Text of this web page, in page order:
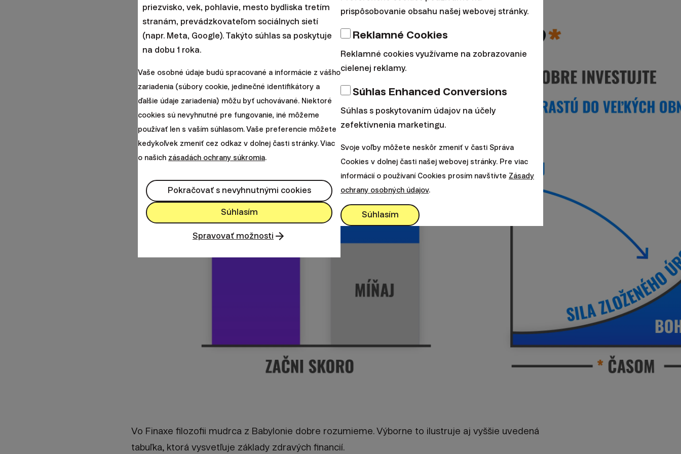
Vo Finaxe filozofii mudrca z Babylonie dobre rozumieme. Výborne to ilustruje aj vyššie uvedená
tabuľka, ktorá vysvetľuje základy zdravých financií.
priezvisko, vek, pohlavie, mesto bydliska tretím
stranám, prevádzkovateľom sociálnych sietí
(napr. Meta, Google). Takýto súhlas sa poskytuje
na dobu 1 roka.
Vaše osobné údaje budú spracované a informácie z vášho
zariadenia (súbory cookie, jedinečné identifikátory a
ďalšie údaje zariadenia) môžu byť uchovávané. Niektoré
cookies sú nevyhnutné pre fungovanie, iné môžeme
používať len s vaším súhlasom. Vaše preferencie môžete
kedykoľvek zmeniť cez odkaz v dolnej časti stránky. Viac
o našich zásadách ochrany súkromia.
Pokračovať s nevyhnutnými cookies
Súhlasím
Spravovať možnosti
prispôsobovanie obsahu našej webovej stránky.
Reklamné Cookies
Reklamné cookies využívame na zobrazovanie
cielenej reklamy.
Súhlas Enhanced Conversions
Súhlas s poskytovaním údajov na účely
zefektívnenia marketingu.
Svoje voľby môžete neskôr zmeniť v časti Správa
Cookies v dolnej časti našej webovej stránky. Pre viac
informácií o používaní Cookies prosím navštívte Zásady
ochrany osobných údajov.
Súhlasím